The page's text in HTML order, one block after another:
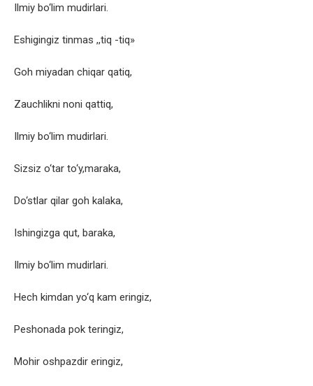
Ilmiy bo‘lim mudirlari.
Eshigingiz tinmas ,,tiq -tiq»
Goh miyadan chiqar qatiq,
Zauchlikni noni qattiq,
Ilmiy bo‘lim mudirlari.
Sizsiz o‘tar to‘y,maraka,
Do‘stlar qilar goh kalaka,
Ishingizga qut, baraka,
Ilmiy bo‘lim mudirlari.
Hech kimdan yo‘q kam eringiz,
Peshonada pok teringiz,
Mohir oshpazdir eringiz,